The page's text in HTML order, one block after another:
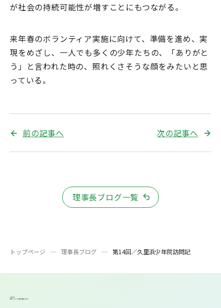
が社会の持続可能性が増すことにもつながる。
来年春のボランティア実施に向けて、準備を進め、実
現をめざし、一人でも多くの少年たちの、「ありがと
う」と言われた時の、照れくさそうな顔をみたいと思
っている。
前の記事へ 次の記事へ
理事長ブログ一覧
トップページ 理事長ブログ 第14回／久里浜少年院訪問記